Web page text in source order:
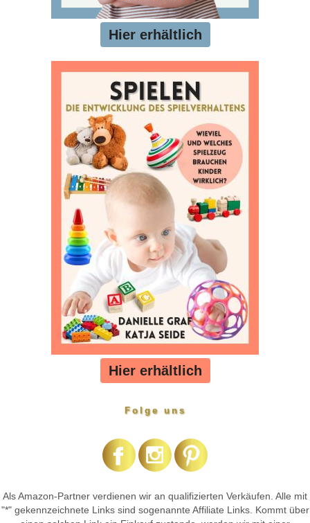
Hier erhältlich
Hier erhältlich
Folge uns
Als Amazon-Partner verdienen wir an qualifizierten Verkäufen. Alle mit
"*" gekennzeichnete Links sind sogenannte Affiliate Links. Kommt über